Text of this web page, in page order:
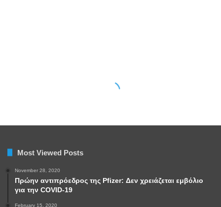
Most Viewed Posts
November 28, 2020
Πρώην αντιπρόεδρος της Pfizer: Δεν χρειάζεται εμβόλιο
για την COVID-19
February 15, 2020